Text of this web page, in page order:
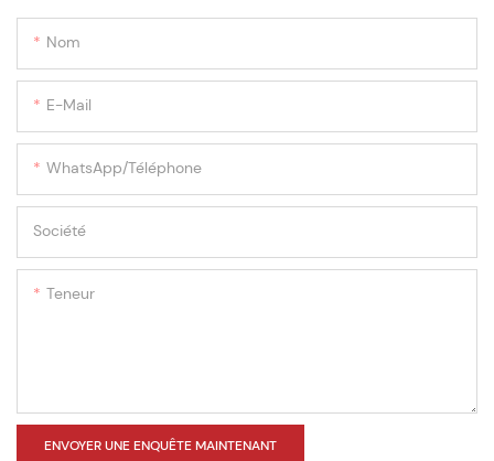
Nom
E-Mail
WhatsApp/téléphone
Société
Teneur
ENVOYER UNE ENQUÊTE MAINTENANT